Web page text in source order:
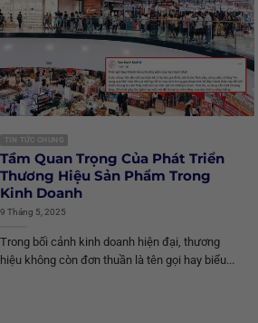
TIN TỨC CHUNG
Tầm Quan Trọng Của Phát Triển
Thương Hiệu Sản Phẩm Trong
Kinh Doanh
9 Tháng 5, 2025
Trong bối cảnh kinh doanh hiện đại, thương
hiệu không còn đơn thuần là tên gọi hay biểu...